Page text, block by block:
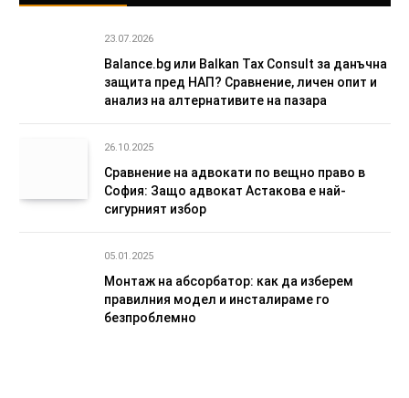
23.07.2026
Balance.bg или Balkan Tax Consult за данъчна
защита пред НАП? Сравнение, личен опит и
анализ на алтернативите на пазара
26.10.2025
Сравнение на адвокати по вещно право в
София: Защо адвокат Астакова е най-
сигурният избор
05.01.2025
Монтаж на абсорбатор: как да изберем
правилния модел и инсталираме го
безпроблемно